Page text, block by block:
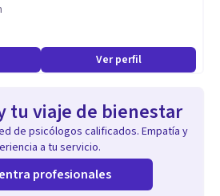
Ver perfil
tu viaje de bienestar
de psicólogos calificados. Empatía y
a tu servicio.
profesionales